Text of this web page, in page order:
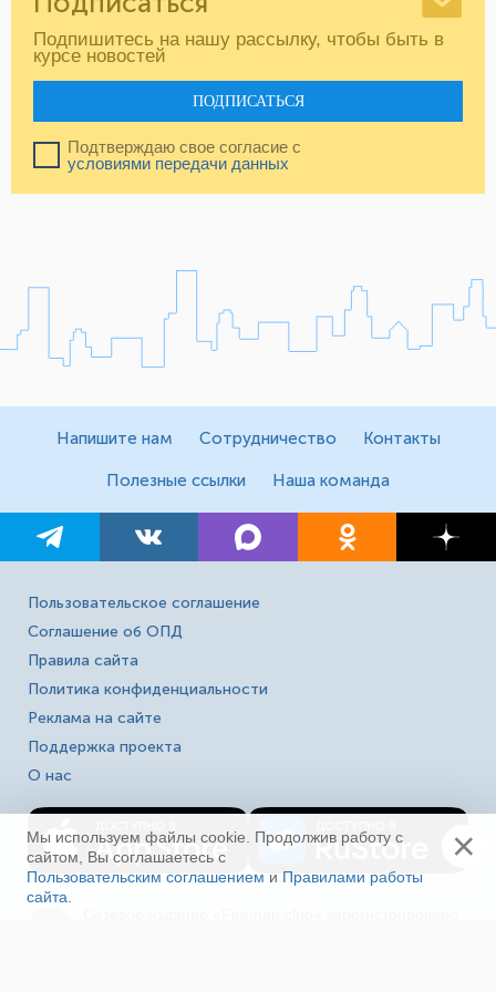
Подпишитесь на нашу рассылку, чтобы быть в
курсе новостей
ПОДПИСАТЬСЯ
Подтверждаю свое согласие с
условиями передачи данных
Напишите нам Сотрудничество Контакты
Полезные ссылки Наша команда
Пользовательское соглашение
Соглашение об ОПД
Правила сайта
Политика конфиденциальности
Реклама на сайте
Поддержка проекта
О нас
Мы используем файлы cookie. Продолжив работу с
сайтом, Вы соглашаетесь с
Пользовательским соглашением и Правилами работы
сайта
×